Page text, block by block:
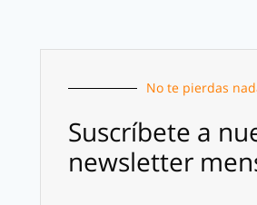
No te pierdas
Suscríbete a
newsletter